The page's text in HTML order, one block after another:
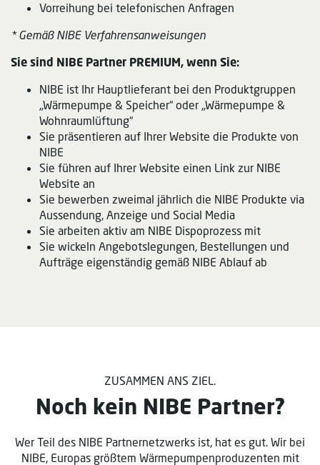
Vorreihung bei telefonischen Anfragen
* Gemäß NIBE Verfahrensanweisungen
Sie sind NIBE Partner PREMIUM, wenn Sie:
NIBE ist Ihr Hauptlieferant bei den Produktgruppen
„Wärmepumpe & Speicher“ oder „Wärmepumpe &
Wohnraumlüftung“
Sie präsentieren auf Ihrer Website die Produkte von
NIBE
Sie führen auf Ihrer Website einen Link zur NIBE
Website an
Sie bewerben zweimal jährlich die NIBE Produkte via
Aussendung, Anzeige und Social Media
Sie arbeiten aktiv am NIBE Dispoprozess mit
Sie wickeln Angebotslegungen, Bestellungen und
Aufträge eigenständig gemäß NIBE Ablauf ab
ZUSAMMEN ANS ZIEL.
Noch kein NIBE Partner?
Wer Teil des NIBE Partnernetzwerks ist, hat es gut. Wir bei
NIBE, Europas größtem Wärmepumpenproduzenten mit